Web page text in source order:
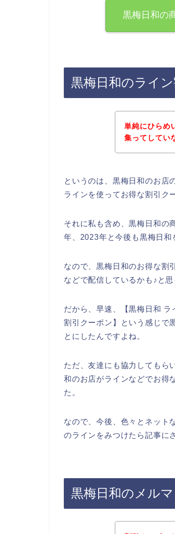
黒梅日和の
黒梅日和のライ
単純にひらめ
集ってしてい
というのは、黒梅日和のお店
ラインを使ってお得な割引ク
それに私も含め、黒梅日和の
年、2023年と今後も黒梅日和
なので、黒梅日和のお得な割
などで配信しているかも♪と
だから、早速、【黒梅日和
割引クーポン】という感じで
とにしたんですよね。
ただ、友達にも協力してもら
和のお店がラインなどでお得
た。
なので、今後、色々とネット
のラインをみつけたら記事に
黒梅日和のメル